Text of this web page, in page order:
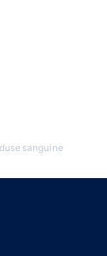
sanguine